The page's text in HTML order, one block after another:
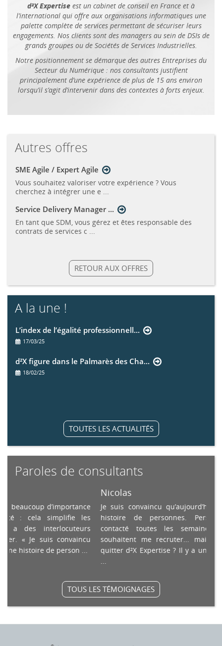
d²X Expertise est un cabinet de conseil en France et à
l’international qui offre aux organisations informatiques une
palette complète de services permettant de sécuriser leurs
engagements. Nos clients sont des managers au sein de DSIs de
grands groupes ou de Sociétés de Services Industrielles.
Notre positionnement se démarque des autres Entreprises du
Secteur du Numérique : nos consultants justifient
principalement d’une expérience de plus de 15 ans environ
lorsqu’il s’agit d’intervenir dans des contextes à forts enjeux.
Autres offres
SME Agile / Expert Agile
Vous souhaitez valoriser votre expérience ? Vous
cherchez à intégrer une e ...
Service Delivery Manager ...
En tant que SDM, vous gérez et êtes responsable des
contrats de services c ...
RETOUR AUX OFFRES
A la une !
L’index de l’égalité professionnell...
17/03/25
d²X figure dans le Palmarès des Cha...
18/02/25
TOUTES LES ACTUALITÉS
Paroles de consultants
d’importance
simplifie les
interlocuteurs
suis convaincu
de person ...
Je suis convaincu qu’aujourd’hui, le travail,
histoire de personnes.
contacté toutes les semaines par
souhaitent me recruter... mais pourquoi
quitter d²X Expertise ? Il y a une réelle
TOUS LES TÉMOIGNAGES